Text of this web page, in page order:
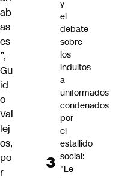
ab
as
es
”,
Gu
id
o
Val
lej
os,
po
r
y
el
debate
sobre
los
indultos
a
uniformados
condenados
por
el
estallido
social:
"Le